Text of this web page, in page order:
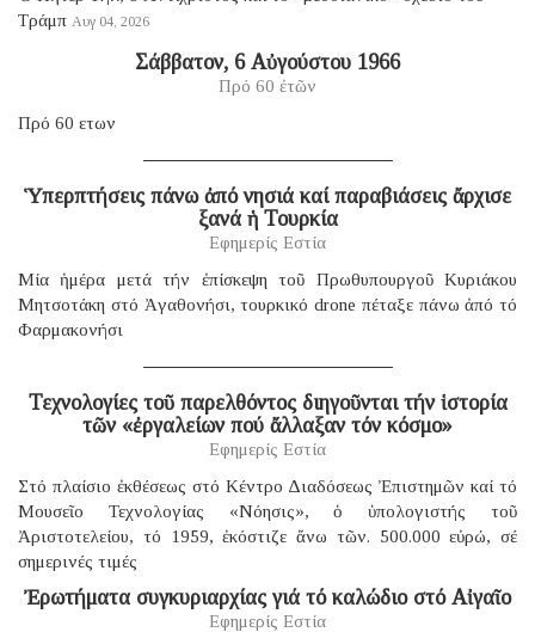
Τράμπ Αυγ 04, 2026
Σάββατον, 6 Αὐγούστου 1966
Πρό 60 ἐτῶν
Πρό 60 ετων
Ὑπερπτήσεις πάνω ἀπό νησιά καί παραβιάσεις ἄρχισε
ξανά ἡ Τουρκία
Εφημερίς Εστία
Μία ἡμέρα μετά τήν ἐπίσκεψη τοῦ Πρωθυπουργοῦ Κυριάκου
Μητσοτάκη στό Ἀγαθονήσι, τουρκικό drone πέταξε πάνω ἀπό τό
Φαρμακονήσι
Τεχνολογίες τοῦ παρελθόντος διηγοῦνται τήν ἱστορία
τῶν «ἐργαλείων πού ἄλλαξαν τόν κόσμο»
Εφημερίς Εστία
Στό πλαίσιο ἐκθέσεως στό Κέντρο Διαδόσεως Ἐπιστημῶν καί τό
Μουσεῖο Τεχνολογίας «Νόησις», ὁ ὑπολογιστής τοῦ
Ἀριστοτελείου, τό 1959, ἐκόστιζε ἄνω τῶν. 500.000 εὐρώ, σέ
σημερινές τιμές
Ἐρωτήματα συγκυριαρχίας γιά τό καλώδιο στό Αἰγαῖο
Εφημερίς Εστία